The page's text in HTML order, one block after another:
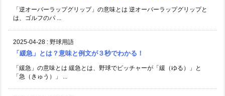
「逆オーバーラップグリップ」の意味とは 逆オーバーラップグリップと
は、ゴルフのパ ...
2025-04-28 : 野球用語
「緩急」とは？意味と例文が３秒でわかる！
「緩急」の意味とは 緩急とは、野球でピッチャーが「緩（ゆる）」と
「急（きゅう）」 ...